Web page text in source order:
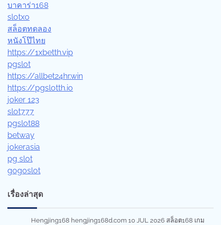
บาคาร่า168
slotxo
สล็อตทดลอง
หนังโป๊ไทย
https://1xbetth.vip
pgslot
https://allbet24hr.win
https://pgslotth.io
joker 123
slot777
pgslot88
betway
jokerasia
pg slot
gogoslot
เรื่องล่าสุด
Hengjing168 hengjing168d.com 10 JUL 2026 สล็อต168 เกม